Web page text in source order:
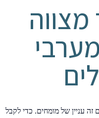
עניין של מומחים. כדי לקבל